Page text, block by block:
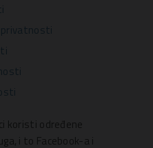
koristi određene
i to Facebook-a i